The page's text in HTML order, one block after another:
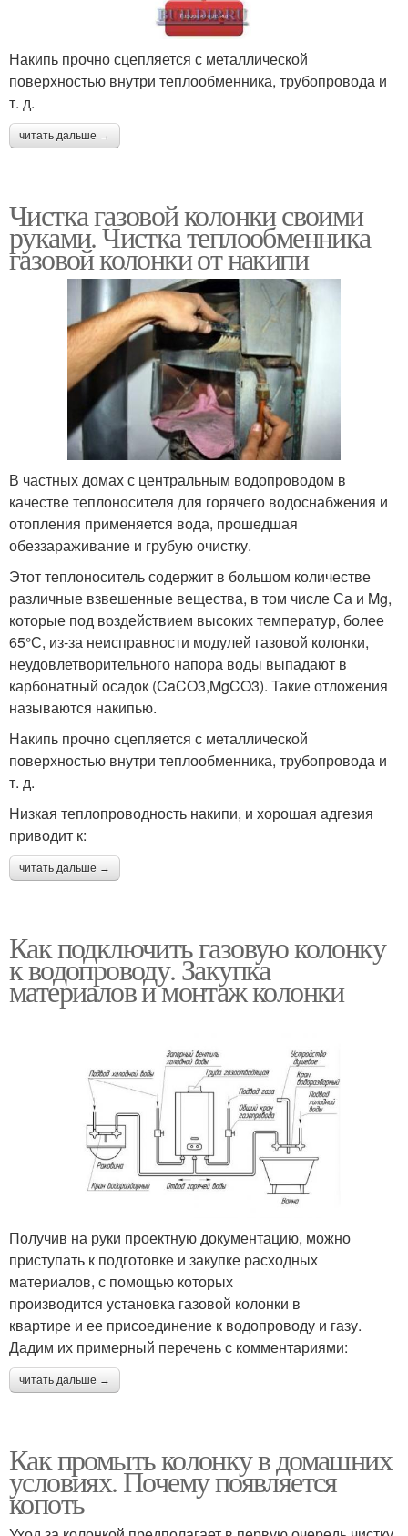
Накипь прочно сцепляется с металлической
поверхностью внутри теплообменника, трубопровода и
т. д.
читать дальше →
Чистка газовой колонки своими
руками. Чистка теплообменника
газовой колонки от накипи
В частных домах с центральным водопроводом в
качестве теплоносителя для горячего водоснабжения и
отопления применяется вода, прошедшая
обеззараживание и грубую очистку.
Этот теплоноситель содержит в большом количестве
различные взвешенные вещества, в том числе Са и Mg,
которые под воздействием высоких температур, более
65°С, из-за неисправности модулей газовой колонки,
неудовлетворительного напора воды выпадают в
карбонатный осадок (CaCO3,MgCO3). Такие отложения
называются накипью.
Накипь прочно сцепляется с металлической
поверхностью внутри теплообменника, трубопровода и
т. д.
Низкая теплопроводность накипи, и хорошая адгезия
приводит к:
читать дальше →
Как подключить газовую колонку
к водопроводу. Закупка
материалов и монтаж колонки
Получив на руки проектную документацию, можно
приступать к подготовке и закупке расходных
материалов, с помощью которых
производится установка газовой колонки в
квартире и ее присоединение к водопроводу и газу.
Дадим их примерный перечень с комментариями:
читать дальше →
Как промыть колонку в домашних
условиях. Почему появляется
копоть